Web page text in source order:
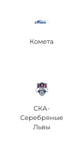
Комета
СКА-
Серебряные
Львы